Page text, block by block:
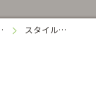
スタイル新川